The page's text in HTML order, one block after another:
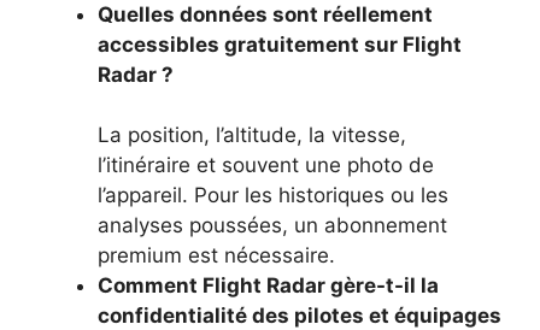
Quelles données sont réellement
accessibles gratuitement sur Flight
Radar ?
La position, l’altitude, la vitesse,
l’itinéraire et souvent une photo de
l’appareil. Pour les historiques ou les
analyses poussées, un abonnement
premium est nécessaire.
Comment Flight Radar gère-t-il la
confidentialité des pilotes et équipages